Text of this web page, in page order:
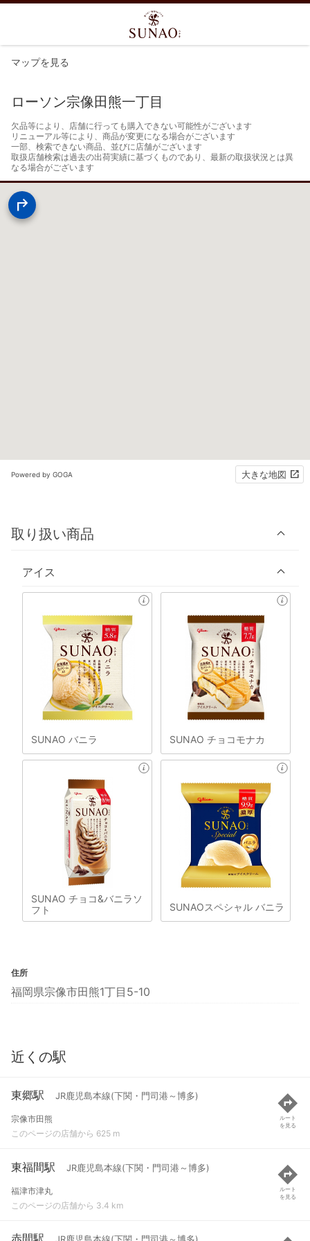
マップを見る
ローソン宗像田熊一丁目
欠品等により、店舗に行っても購入できない可能性がございます
リニューアル等により、商品が変更になる場合がございます
一部、検索できない商品、並びに店舗がございます
取扱店舗検索は過去の出荷実績に基づくものであり、最新の取扱状況とは異
なる場合がございます
Powered by GOGA 大きな地図
取り扱い商品
アイス
SUNAO バニラ SUNAO チョコモナカ
SUNAO チョコ&バニラソ
フト
SUNAOスペシャル バニラ
住所
福岡県宗像市田熊1丁目5-10
近くの駅
東郷駅 JR鹿児島本線(下関・門司港～博多)
宗像市田熊
このページの店舗から 625 m
ルート
を見る
東福間駅 JR鹿児島本線(下関・門司港～博多)
福津市津丸
このページの店舗から 3.4 km
ルート
を見る
赤間駅